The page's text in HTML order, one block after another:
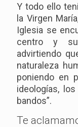
Y todo ello
la Virgen
Iglesia se
centro y su
advirtiendo
naturaleza
poniendo en
ideologías,
bandos”.
Te